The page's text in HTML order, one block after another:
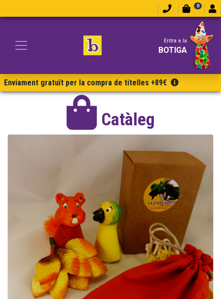
0
Entra a la
BOTIGA
Enviament gratuït per la compra de titelles +89€
Catàleg